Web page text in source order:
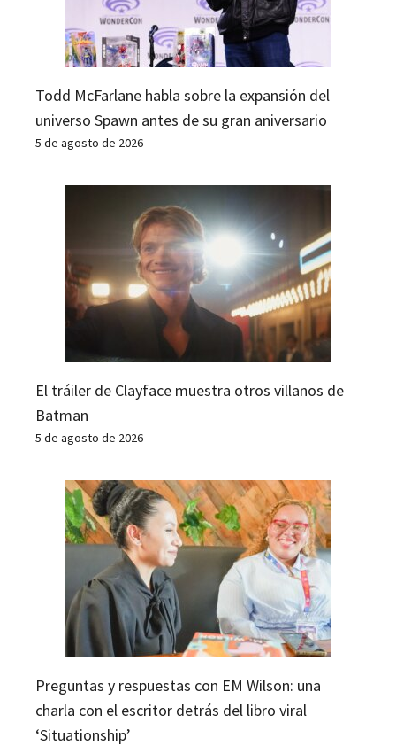
Todd McFarlane habla sobre la expansión del
universo Spawn antes de su gran aniversario
5 de agosto de 2026
El tráiler de Clayface muestra otros villanos de
Batman
5 de agosto de 2026
Preguntas y respuestas con EM Wilson: una
charla con el escritor detrás del libro viral
‘Situationship’